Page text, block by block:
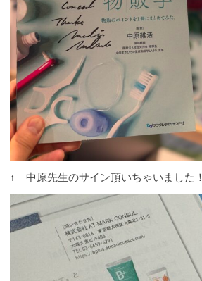
↑ 中原先生のサイン頂いちゃいました！